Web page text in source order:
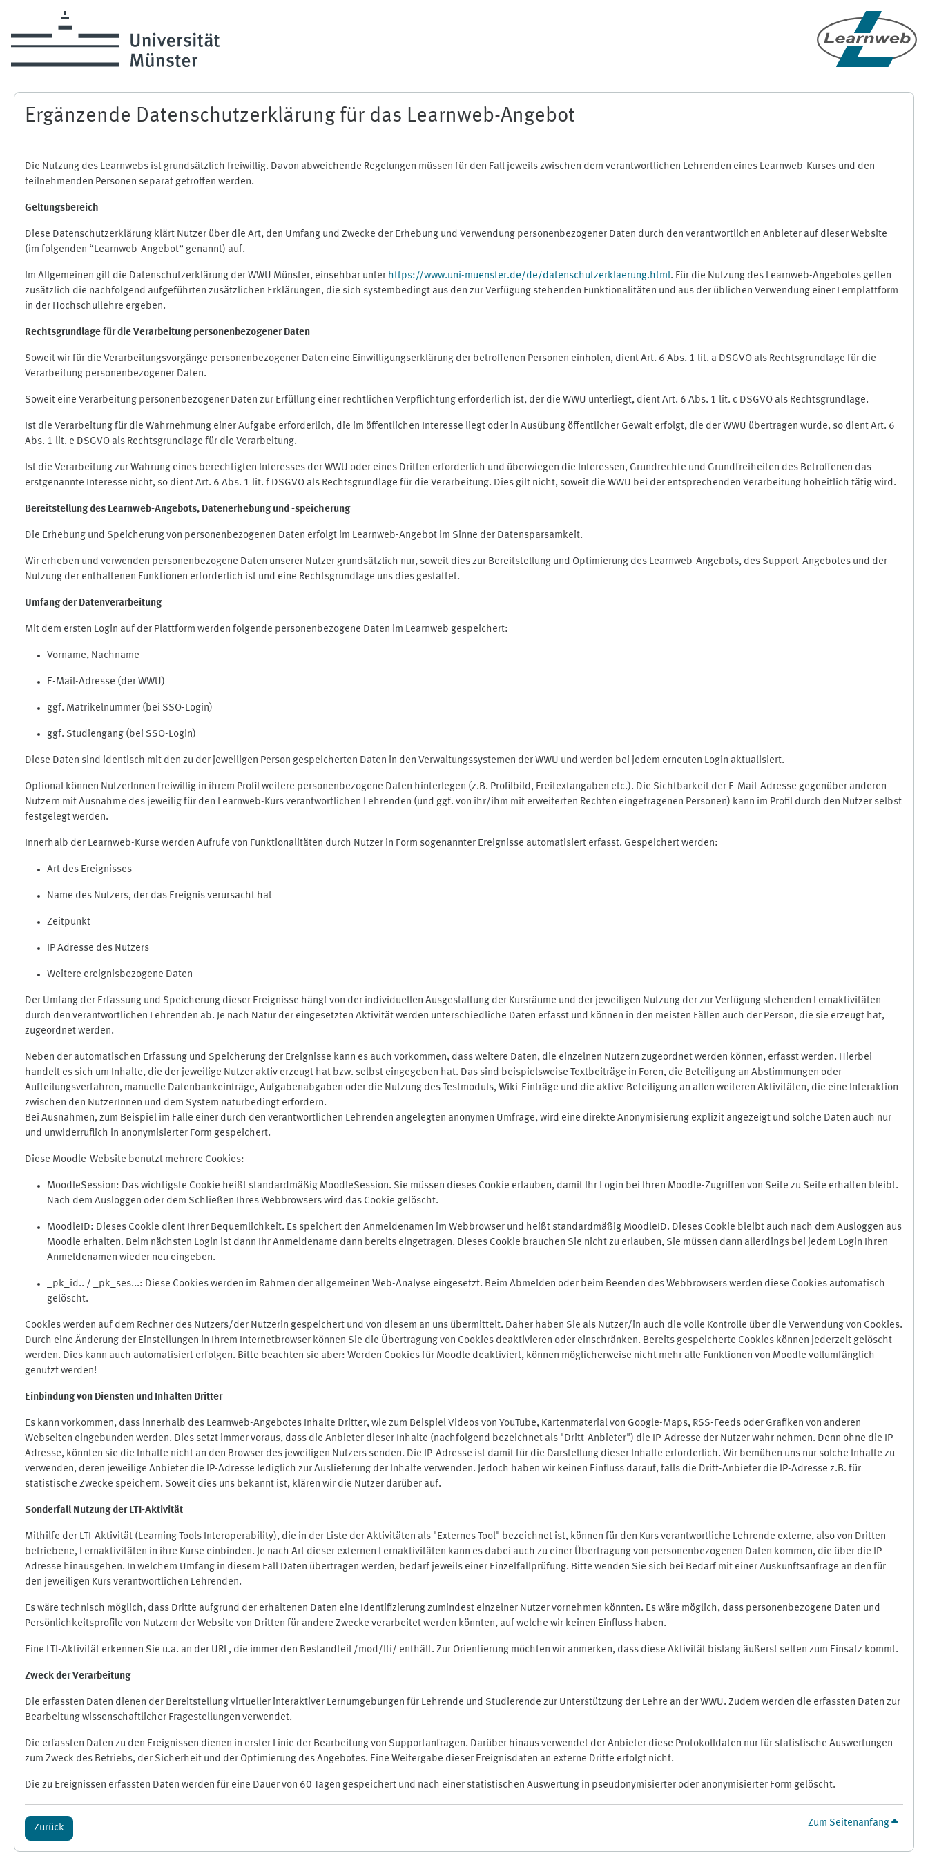
Ergänzende Datenschutzerklärung für das Learnweb-Angebot
Die Nutzung des Learnwebs ist grundsätzlich freiwillig. Davon abweichende Regelungen müssen für den Fall jeweils zwischen dem verantwortlichen Lehrenden eines Learnweb-Kurses und den
teilnehmenden Personen separat getroffen werden.
Geltungsbereich
Diese Datenschutzerklärung klärt Nutzer über die Art, den Umfang und Zwecke der Erhebung und Verwendung personenbezogener Daten durch den verantwortlichen Anbieter auf dieser Website
(im folgenden “Learnweb-Angebot” genannt) auf.
Im Allgemeinen gilt die Datenschutzerklärung der WWU Münster, einsehbar unter https://www.uni-muenster.de/de/datenschutzerklaerung.html. Für die Nutzung des Learnweb-Angebotes gelten
zusätzlich die nachfolgend aufgeführten zusätzlichen Erklärungen, die sich systembedingt aus den zur Verfügung stehenden Funktionalitäten und aus der üblichen Verwendung einer Lernplattform
in der Hochschullehre ergeben.
Rechtsgrundlage für die Verarbeitung personenbezogener Daten
Soweit wir für die Verarbeitungsvorgänge personenbezogener Daten eine Einwilligungserklärung der betroffenen Personen einholen, dient Art. 6 Abs. 1 lit. a DSGVO als Rechtsgrundlage für die
Verarbeitung personenbezogener Daten.
Soweit eine Verarbeitung personenbezogener Daten zur Erfüllung einer rechtlichen Verpflichtung erforderlich ist, der die WWU unterliegt, dient Art. 6 Abs. 1 lit. c DSGVO als Rechtsgrundlage.
Ist die Verarbeitung für die Wahrnehmung einer Aufgabe erforderlich, die im öffentlichen Interesse liegt oder in Ausübung öffentlicher Gewalt erfolgt, die der WWU übertragen wurde, so dient Art. 6
Abs. 1 lit. e DSGVO als Rechtsgrundlage für die Verarbeitung.
Ist die Verarbeitung zur Wahrung eines berechtigten Interesses der WWU oder eines Dritten erforderlich und überwiegen die Interessen, Grundrechte und Grundfreiheiten des Betroffenen das
erstgenannte Interesse nicht, so dient Art. 6 Abs. 1 lit. f DSGVO als Rechtsgrundlage für die Verarbeitung. Dies gilt nicht, soweit die WWU bei der entsprechenden Verarbeitung hoheitlich tätig wird.
Bereitstellung des Learnweb-Angebots, Datenerhebung und -speicherung
Die Erhebung und Speicherung von personenbezogenen Daten erfolgt im Learnweb-Angebot im Sinne der Datensparsamkeit.
Wir erheben und verwenden personenbezogene Daten unserer Nutzer grundsätzlich nur, soweit dies zur Bereitstellung und Optimierung des Learnweb-Angebots, des Support-Angebotes und der
Nutzung der enthaltenen Funktionen erforderlich ist und eine Rechtsgrundlage uns dies gestattet.
Umfang der Datenverarbeitung
Mit dem ersten Login auf der Plattform werden folgende personenbezogene Daten im Learnweb gespeichert:
Vorname, Nachname
E-Mail-Adresse (der WWU)
ggf. Matrikelnummer (bei SSO-Login)
ggf. Studiengang (bei SSO-Login)
Diese Daten sind identisch mit den zu der jeweiligen Person gespeicherten Daten in den Verwaltungssystemen der WWU und werden bei jedem erneuten Login aktualisiert.
Optional können NutzerInnen freiwillig in ihrem Profil weitere personenbezogene Daten hinterlegen (z.B. Profilbild, Freitextangaben etc.). Die Sichtbarkeit der E-Mail-Adresse gegenüber anderen
Nutzern mit Ausnahme des jeweilig für den Learnweb-Kurs verantwortlichen Lehrenden (und ggf. von ihr/ihm mit erweiterten Rechten eingetragenen Personen) kann im Profil durch den Nutzer selbst
festgelegt werden.
Innerhalb der Learnweb-Kurse werden Aufrufe von Funktionalitäten durch Nutzer in Form sogenannter Ereignisse automatisiert erfasst. Gespeichert werden:
Art des Ereignisses
Name des Nutzers, der das Ereignis verursacht hat
Zeitpunkt
IP Adresse des Nutzers
Weitere ereignisbezogene Daten
Der Umfang der Erfassung und Speicherung dieser Ereignisse hängt von der individuellen Ausgestaltung der Kursräume und der jeweiligen Nutzung der zur Verfügung stehenden Lernaktivitäten
durch den verantwortlichen Lehrenden ab. Je nach Natur der eingesetzten Aktivität werden unterschiedliche Daten erfasst und können in den meisten Fällen auch der Person, die sie erzeugt hat,
zugeordnet werden.
Neben der automatischen Erfassung und Speicherung der Ereignisse kann es auch vorkommen, dass weitere Daten, die einzelnen Nutzern zugeordnet werden können, erfasst werden. Hierbei
handelt es sich um Inhalte, die der jeweilige Nutzer aktiv erzeugt hat bzw. selbst eingegeben hat. Das sind beispielsweise Textbeiträge in Foren, die Beteiligung an Abstimmungen oder
Aufteilungsverfahren, manuelle Datenbankeinträge, Aufgabenabgaben oder die Nutzung des Testmoduls, Wiki-Einträge und die aktive Beteiligung an allen weiteren Aktivitäten, die eine Interaktion
zwischen den NutzerInnen und dem System naturbedingt erfordern.
Bei Ausnahmen, zum Beispiel im Falle einer durch den verantwortlichen Lehrenden angelegten anonymen Umfrage, wird eine direkte Anonymisierung explizit angezeigt und solche Daten auch nur
und unwiderruflich in anonymisierter Form gespeichert.
Diese Moodle-Website benutzt mehrere Cookies:
MoodleSession: Das wichtigste Cookie heißt standardmäßig MoodleSession. Sie müssen dieses Cookie erlauben, damit Ihr Login bei Ihren Moodle-Zugriffen von Seite zu Seite erhalten bleibt.
Nach dem Ausloggen oder dem Schließen Ihres Webbrowsers wird das Cookie gelöscht.
MoodleID: Dieses Cookie dient Ihrer Bequemlichkeit. Es speichert den Anmeldenamen im Webbrowser und heißt standardmäßig MoodleID. Dieses Cookie bleibt auch nach dem Ausloggen aus
Moodle erhalten. Beim nächsten Login ist dann Ihr Anmeldename dann bereits eingetragen. Dieses Cookie brauchen Sie nicht zu erlauben, Sie müssen dann allerdings bei jedem Login Ihren
Anmeldenamen wieder neu eingeben.
_pk_id.. / _pk_ses...: Diese Cookies werden im Rahmen der allgemeinen Web-Analyse eingesetzt. Beim Abmelden oder beim Beenden des Webbrowsers werden diese Cookies automatisch
gelöscht.
Cookies werden auf dem Rechner des Nutzers/der Nutzerin gespeichert und von diesem an uns übermittelt. Daher haben Sie als Nutzer/in auch die volle Kontrolle über die Verwendung von Cookies.
Durch eine Änderung der Einstellungen in Ihrem Internetbrowser können Sie die Übertragung von Cookies deaktivieren oder einschränken. Bereits gespeicherte Cookies können jederzeit gelöscht
werden. Dies kann auch automatisiert erfolgen. Bitte beachten sie aber: Werden Cookies für Moodle deaktiviert, können möglicherweise nicht mehr alle Funktionen von Moodle vollumfänglich
genutzt werden!
Einbindung von Diensten und Inhalten Dritter
Es kann vorkommen, dass innerhalb des Learnweb-Angebotes Inhalte Dritter, wie zum Beispiel Videos von YouTube, Kartenmaterial von Google-Maps, RSS-Feeds oder Grafiken von anderen
Webseiten eingebunden werden. Dies setzt immer voraus, dass die Anbieter dieser Inhalte (nachfolgend bezeichnet als "Dritt-Anbieter") die IP-Adresse der Nutzer wahr nehmen. Denn ohne die IP-
Adresse, könnten sie die Inhalte nicht an den Browser des jeweiligen Nutzers senden. Die IP-Adresse ist damit für die Darstellung dieser Inhalte erforderlich. Wir bemühen uns nur solche Inhalte zu
verwenden, deren jeweilige Anbieter die IP-Adresse lediglich zur Auslieferung der Inhalte verwenden. Jedoch haben wir keinen Einfluss darauf, falls die Dritt-Anbieter die IP-Adresse z.B. für
statistische Zwecke speichern. Soweit dies uns bekannt ist, klären wir die Nutzer darüber auf.
Sonderfall Nutzung der LTI-Aktivität
Mithilfe der LTI-Aktivität (Learning Tools Interoperability), die in der Liste der Aktivitäten als "Externes Tool" bezeichnet ist, können für den Kurs verantwortliche Lehrende externe, also von Dritten
betriebene, Lernaktivitäten in ihre Kurse einbinden. Je nach Art dieser externen Lernaktivitäten kann es dabei auch zu einer Übertragung von personenbezogenen Daten kommen, die über die IP-
Adresse hinausgehen. In welchem Umfang in diesem Fall Daten übertragen werden, bedarf jeweils einer Einzelfallprüfung. Bitte wenden Sie sich bei Bedarf mit einer Auskunftsanfrage an den für
den jeweiligen Kurs verantwortlichen Lehrenden.
Es wäre technisch möglich, dass Dritte aufgrund der erhaltenen Daten eine Identifizierung zumindest einzelner Nutzer vornehmen könnten. Es wäre möglich, dass personenbezogene Daten und
Persönlichkeitsprofile von Nutzern der Website von Dritten für andere Zwecke verarbeitet werden könnten, auf welche wir keinen Einfluss haben.
Eine LTI-Aktivität erkennen Sie u.a. an der URL, die immer den Bestandteil /mod/lti/ enthält. Zur Orientierung möchten wir anmerken, dass diese Aktivität bislang äußerst selten zum Einsatz kommt.
Zweck der Verarbeitung
Die erfassten Daten dienen der Bereitstellung virtueller interaktiver Lernumgebungen für Lehrende und Studierende zur Unterstützung der Lehre an der WWU. Zudem werden die erfassten Daten zur
Bearbeitung wissenschaftlicher Fragestellungen verwendet.
Die erfassten Daten zu den Ereignissen dienen in erster Linie der Bearbeitung von Supportanfragen. Darüber hinaus verwendet der Anbieter diese Protokolldaten nur für statistische Auswertungen
zum Zweck des Betriebs, der Sicherheit und der Optimierung des Angebotes. Eine Weitergabe dieser Ereignisdaten an externe Dritte erfolgt nicht.
Die zu Ereignissen erfassten Daten werden für eine Dauer von 60 Tagen gespeichert und nach einer statistischen Auswertung in pseudonymisierter oder anonymisierter Form gelöscht.
Zurück Zum Seitenanfang